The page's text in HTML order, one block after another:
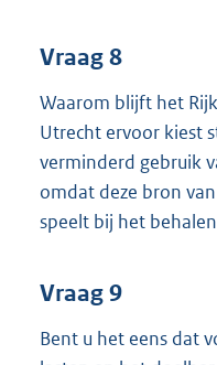
Vraag 8
Waarom blijft het
Utrecht ervoor kiest
verminderd gebruik
omdat deze bron
speelt bij het
Vraag 9
Bent u het eens dat